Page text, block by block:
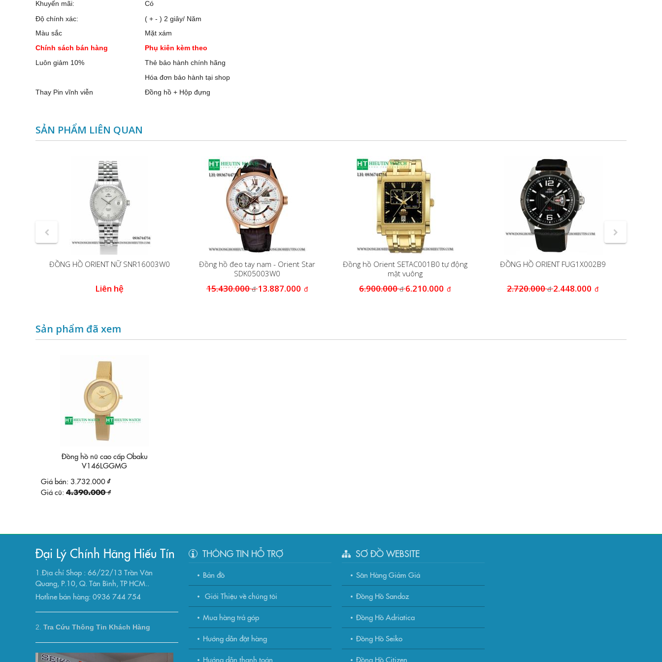
Khuyến mãi:
Có
Độ chính xác:
( + - ) 2 giây/ Năm
Màu sắc
Mặt xám
Chính sách bán hàng
Phụ kiên kèm theo
Luôn giảm 10%
Thẻ bảo hành chính hãng
Hóa đơn bảo hành tại shop
Thay Pin vĩnh viễn
Đồng hồ + Hộp đựng
SẢN PHẨM LIÊN QUAN
ĐỒNG HỒ ORIENT NỮ SNR16003W0
Liên hệ
Đồng hồ đeo tay nam - Orient Star
SDK05003W0
15.430.000đ 13.887.000 đ
Đồng hồ Orient SETAC001B0 tự động
mặt vuông
6.900.000đ 6.210.000 đ
ĐỒNG HỒ ORIENT FUG1X002B9
2.720.000đ 2.448.000 đ
Sản phẩm đã xem
Đồng hồ nữ cao cấp Obaku
V146LGGMG
Giá bán: 3.732.000 ₫
Giá cũ: 4.390.000 ₫
Đại Lý Chính Hãng Hiếu Tín
1.Địa chỉ Shop : 66/22/13 Trần Văn
Quang, P.10, Q. Tân Bình, TP HCM..
Hotline bán hàng: 0936 744 754
2. Tra Cứu Thông Tin Khách Hàng
THÔNG TIN HỖ TRỢ
Bản đồ
Giới Thiệu về chúng tôi
Mua hàng trả góp
Hướng dẫn đặt hàng
Hướng dẫn thanh toán
SƠ ĐỒ WEBSITE
Săn Hàng Giảm Giá
Đồng Hồ Sandoz
Đồng Hồ Adriatica
Đồng Hồ Seiko
Đồng Hồ Citizen